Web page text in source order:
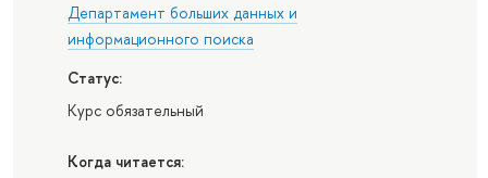
Департамент больших данных и
информационного поиска
Статус:
Курс обязательный
Когда читается: